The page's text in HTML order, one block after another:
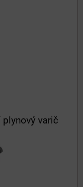
plynový varič